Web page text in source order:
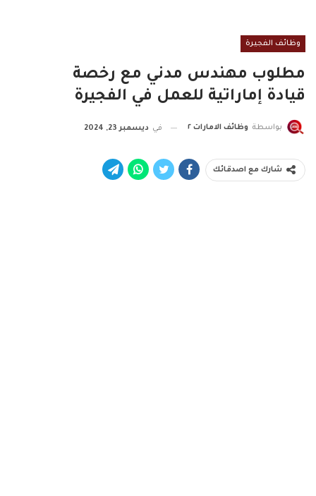
وظائف الفجيرة
مطلوب مهندس مدني مع رخصة
قيادة إماراتية للعمل في الفجيرة
بواسطة وظائف الامارات ٢ في ديسمبر 23, 2024
شارك مع اصدقائك